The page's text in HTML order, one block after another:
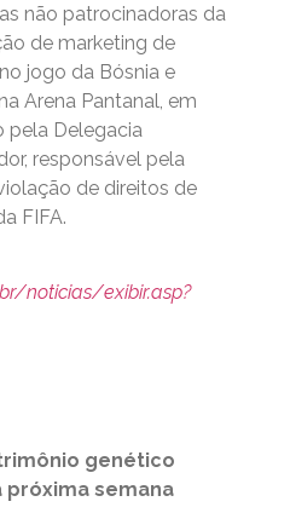
não patrocinadoras da
de marketing de
jogo da Bósnia e
Arena Pantanal, em
pela Delegacia
responsável pela
de direitos de
FIFA.
noticias/exibir.asp?
genético
próxima semana